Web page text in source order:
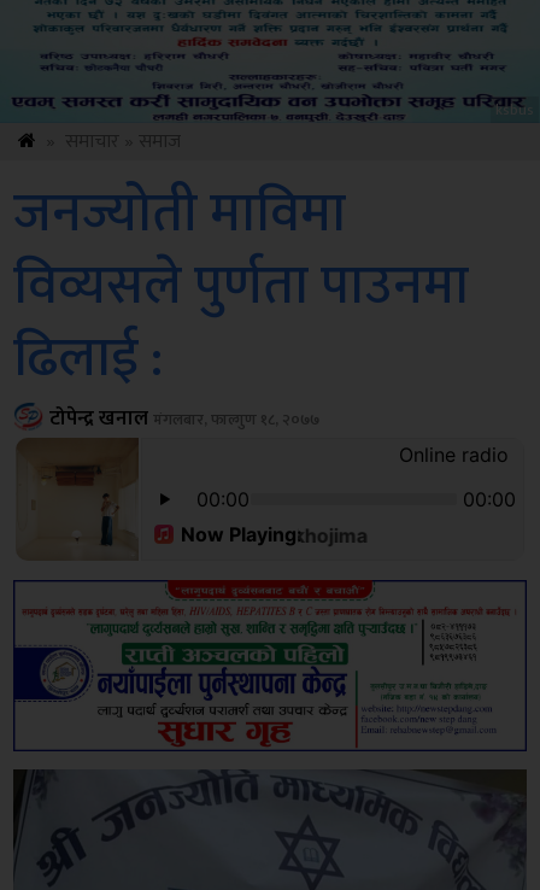
ksbus
जनज्योती माविमा
विव्यसले पुर्णता पाउनमा
ढिलाई :
टोपेन्द्र खनालमंगलबार, फाल्गुण १८, २०७७